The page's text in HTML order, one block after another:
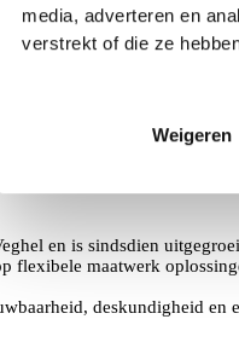
media, adverteren en
verstrekt of die ze
Weigeren
dynamiek, ruimte en
en is sindsdien
flexibele maatwerk
deskundigheid